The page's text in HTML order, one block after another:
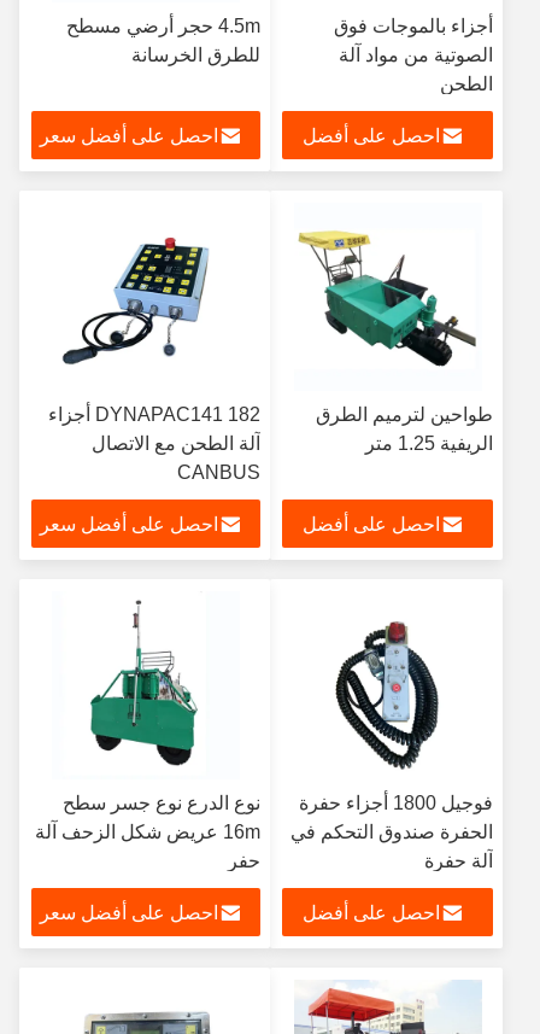
أجزاء بالموجات فوق
الصوتية من مواد آلة
الطحن
احصل على أفضل
4.5m حجر أرضي مسطح
للطرق الخرسانة
احصل على أفضل سعر
طواحين لترميم الطرق
الريفية 1.25 متر
احصل على أفضل
DYNAPAC141 182 أجزاء
آلة الطحن مع الاتصال
CANBUS
احصل على أفضل سعر
فوجيل 1800 أجزاء حفرة
الحفرة صندوق التحكم في
آلة حفرة
احصل على أفضل
نوع الدرع نوع جسر سطح
16m عريض شكل الزحف آلة
حفر
احصل على أفضل سعر